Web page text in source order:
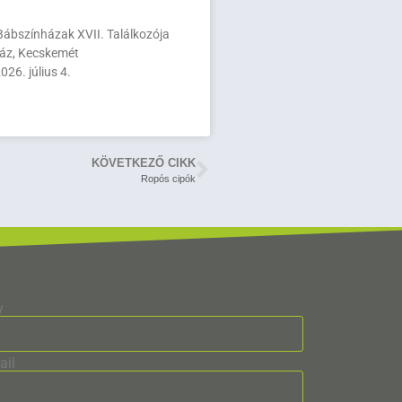
XVII. Találkozója
Kecskemét
július 4.
KÖVETKEZŐ CIKK
Ropós cipók